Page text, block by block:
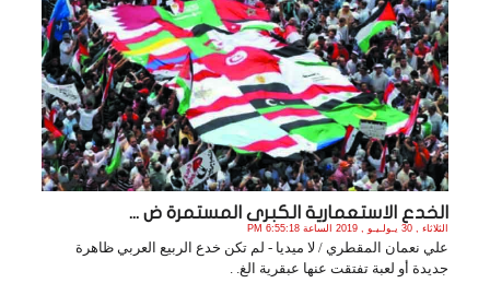
الخدع الاستعمارية الكبرى المستمرة ض ...
الثلاثاء , 30 يـولـيـو , 2019 الساعة 6:55:18 PM
علي نعمان المقطري / لا ميديا - لم تكن خدع الربيع العربي ظاهرة
جديدة أو لعبة تفتقت عنها عبقرية الغ. .